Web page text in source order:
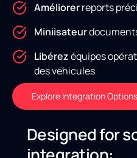
Designed for
Améliorerreports
Miniisateur
Libérezéquipes
des véhicules
Explore Integration Options